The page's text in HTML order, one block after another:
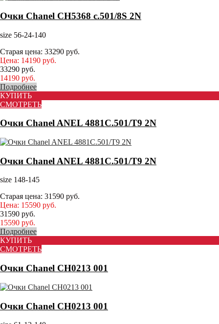
Очки Chanel CH5368 c.501/8S 2N
size 56-24-140
Старая цена: 33290 руб.
Цена: 14190 руб.
33290 руб.
14190 руб.
Подробнее
КУПИТЬ
СМОТРЕТЬ
Очки Chanel ANEL 4881C.501/T9 2N
Очки Chanel ANEL 4881C.501/T9 2N
size 148-145
Старая цена: 31590 руб.
Цена: 15590 руб.
31590 руб.
15590 руб.
Подробнее
КУПИТЬ
СМОТРЕТЬ
Очки Chanel CH0213 001
Очки Chanel CH0213 001